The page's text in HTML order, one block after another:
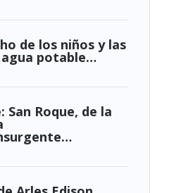
de los niños y las
agua potable…
San Roque, de la